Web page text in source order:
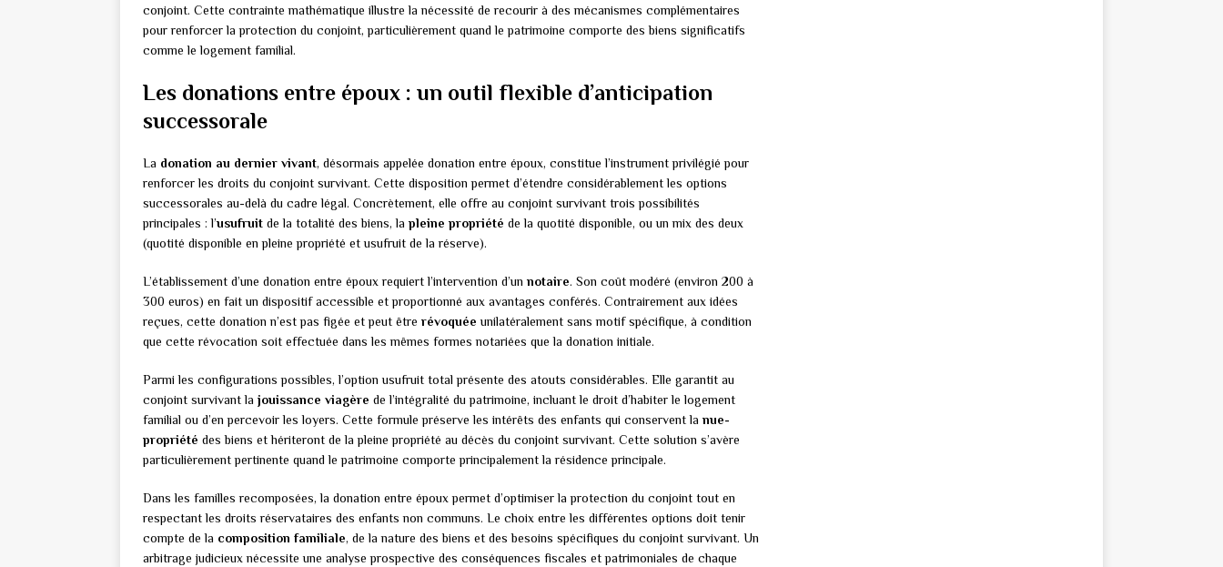
conjoint. Cette contrainte mathématique illustre la nécessité de recourir à des mécanismes complémentaires
pour renforcer la protection du conjoint, particulièrement quand le patrimoine comporte des biens significatifs
comme le logement familial.
Les donations entre époux : un outil flexible d’anticipation
successorale
La donation au dernier vivant, désormais appelée donation entre époux, constitue l’instrument privilégié pour
renforcer les droits du conjoint survivant. Cette disposition permet d’étendre considérablement les options
successorales au-delà du cadre légal. Concrètement, elle offre au conjoint survivant trois possibilités
principales : l’usufruit de la totalité des biens, la pleine propriété de la quotité disponible, ou un mix des deux
(quotité disponible en pleine propriété et usufruit de la réserve).
L’établissement d’une donation entre époux requiert l’intervention d’un notaire. Son coût modéré (environ 200 à
300 euros) en fait un dispositif accessible et proportionné aux avantages conférés. Contrairement aux idées
reçues, cette donation n’est pas figée et peut être révoquée unilatéralement sans motif spécifique, à condition
que cette révocation soit effectuée dans les mêmes formes notariées que la donation initiale.
Parmi les configurations possibles, l’option usufruit total présente des atouts considérables. Elle garantit au
conjoint survivant la jouissance viagère de l’intégralité du patrimoine, incluant le droit d’habiter le logement
familial ou d’en percevoir les loyers. Cette formule préserve les intérêts des enfants qui conservent la nue-
propriété des biens et hériteront de la pleine propriété au décès du conjoint survivant. Cette solution s’avère
particulièrement pertinente quand le patrimoine comporte principalement la résidence principale.
Dans les familles recomposées, la donation entre époux permet d’optimiser la protection du conjoint tout en
respectant les droits réservataires des enfants non communs. Le choix entre les différentes options doit tenir
compte de la composition familiale, de la nature des biens et des besoins spécifiques du conjoint survivant. Un
arbitrage judicieux nécessite une analyse prospective des conséquences fiscales et patrimoniales de chaque